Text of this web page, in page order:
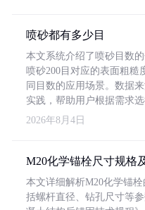
喷砂都有多少目
本文系统介绍了喷砂目数
喷砂200目对应的表面粗糙
同目数的应用场景。数据
实践，帮助用户根据需求
2026年8月4日
M20化学锚栓尺寸规格
本文详细解析M20化学锚
括螺杆直径、钻孔尺寸等